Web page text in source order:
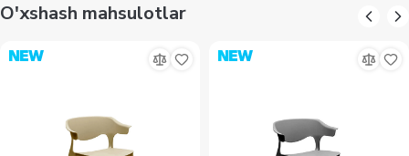
O'xshash mahsulotlar